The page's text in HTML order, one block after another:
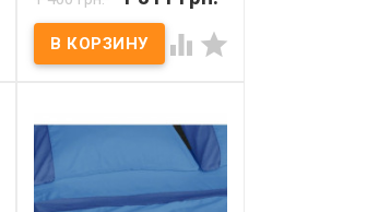
150х210 см
В наличии
см Пододеяльник: 150x210
см Ткань: сатин, 100%
хлопок Цвет: бордовый.
Производитель: Marca
Marco Milano (Италия)
 